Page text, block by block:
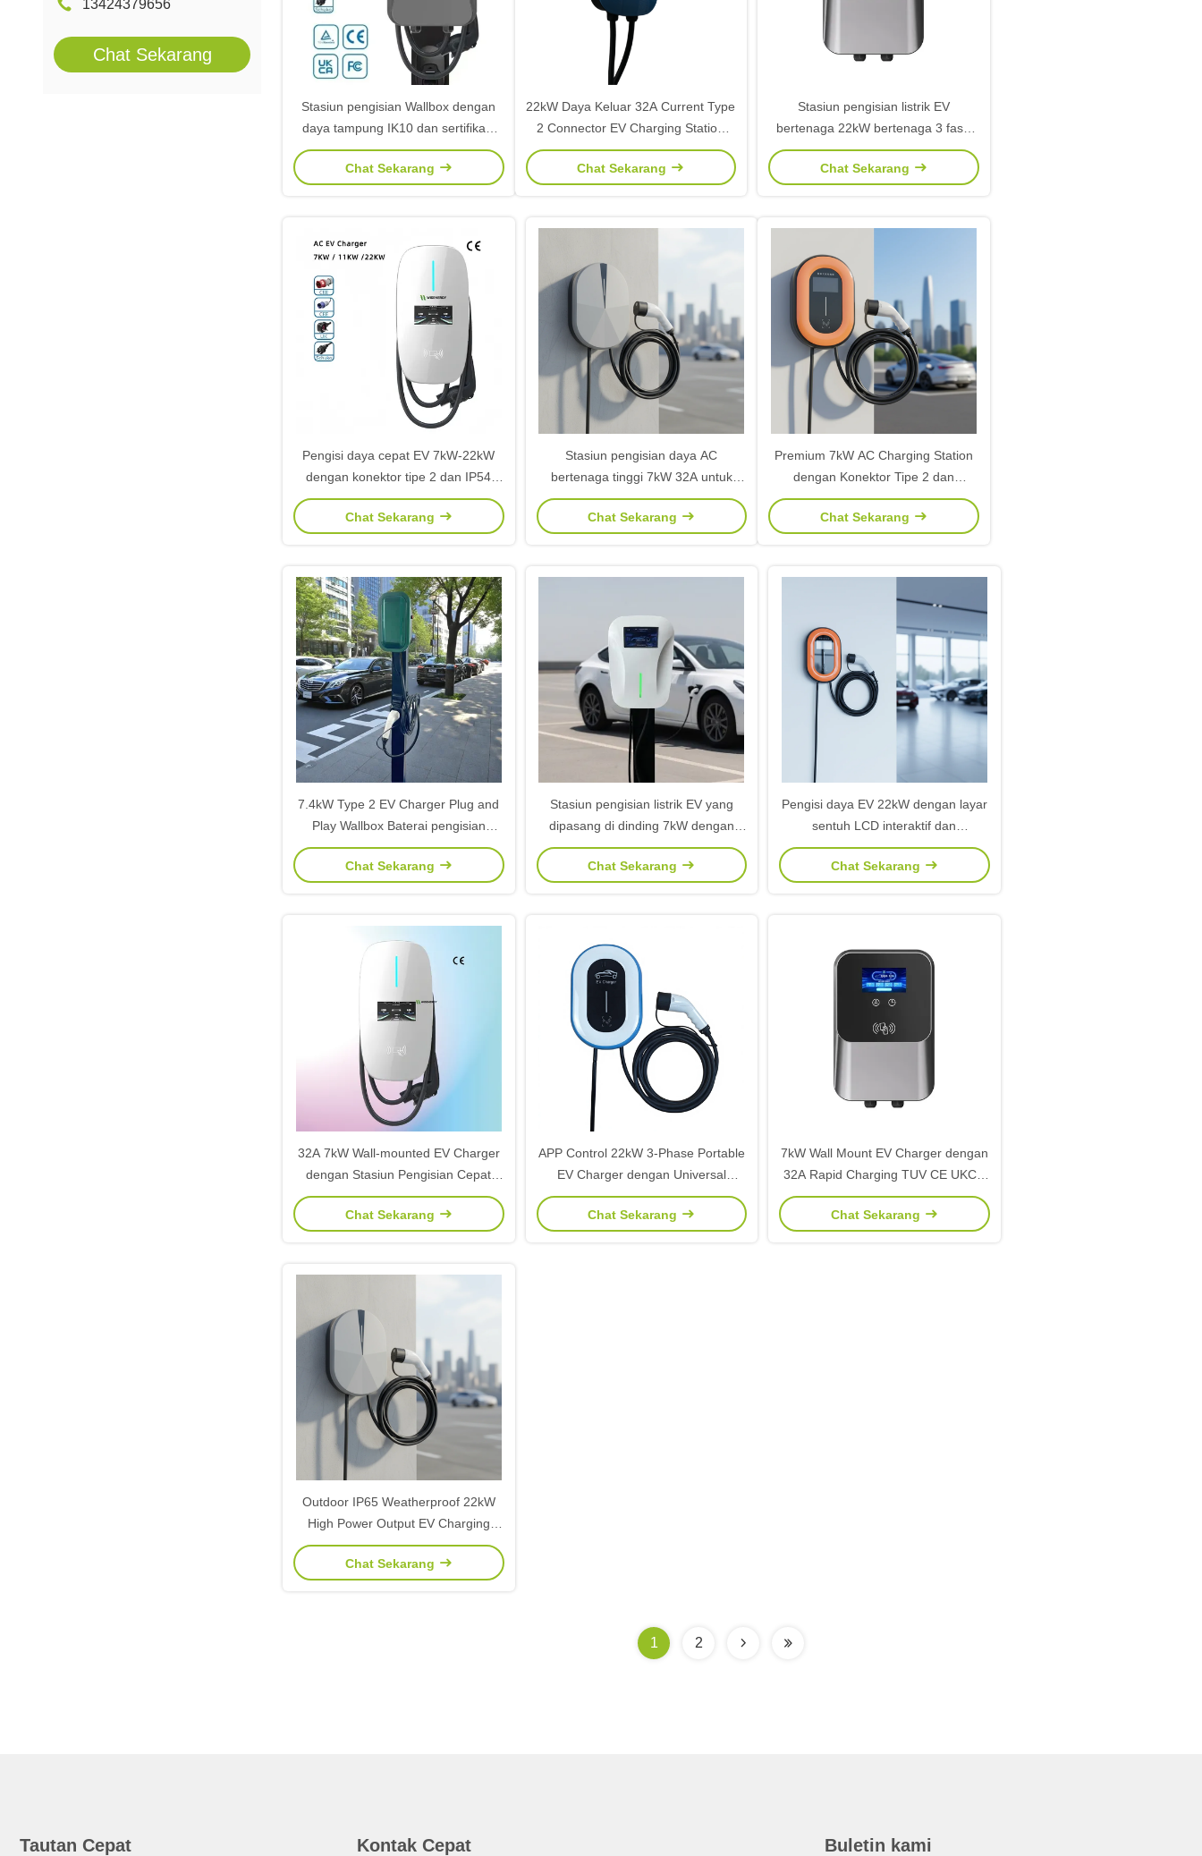
13424379656
Chat Sekarang
Stasiun pengisian Wallbox dengan
daya tampung IK10 dan sertifikasi
TUV untuk kendaraan listrik
Chat Sekarang
22kW Daya Keluar 32A Current Type
2 Connector EV Charging Station
Smart Charging Station
Chat Sekarang
Stasiun pengisian listrik EV
bertenaga 22kW bertenaga 3 fase
dengan kompatibilitas GBT dan
desain hemat energi untuk
Chat Sekarang
Pengisi daya cepat EV 7kW-22kW
dengan konektor tipe 2 dan IP54
dirating untuk kendaraan energi baru
Chat Sekarang
Stasiun pengisian daya AC
bertenaga tinggi 7kW 32A untuk
pengisi daya EV dengan tipe 2 untuk
Asia Tenggara
Chat Sekarang
Premium 7kW AC Charging Station
dengan Konektor Tipe 2 dan
Protokol OCPP 1.6J untuk
Kendaraan Energi Baru
Chat Sekarang
7.4kW Type 2 EV Charger Plug and
Play Wallbox Baterai pengisian
kendaraan listrik untuk penggunaan
perumahan
Chat Sekarang
Stasiun pengisian listrik EV yang
dipasang di dinding 7kW dengan
standar antarmuka GB untuk
pengisian cepat AC
Chat Sekarang
Pengisi daya EV 22kW dengan layar
sentuh LCD interaktif dan
perlindungan IP54 Tipe 2 Wallbox
Charger
Chat Sekarang
32A 7kW Wall-mounted EV Charger
dengan Stasiun Pengisian Cepat
yang Dikendalikan Aplikasi untuk
Mobil
Chat Sekarang
APP Control 22kW 3-Phase Portable
EV Charger dengan Universal
Interchangeable Plugs untuk Home
& Mobile Charging
Chat Sekarang
7kW Wall Mount EV Charger dengan
32A Rapid Charging TUV CE UKCA
Disetujui Single Phase Home Power
Unit
Chat Sekarang
Outdoor IP65 Weatherproof 22kW
High Power Output EV Charging
Station dengan desain anti
pencurian untuk tempat kerja publik
Chat Sekarang
1 2
Tautan Cepat Kontak Cepat Buletin kami